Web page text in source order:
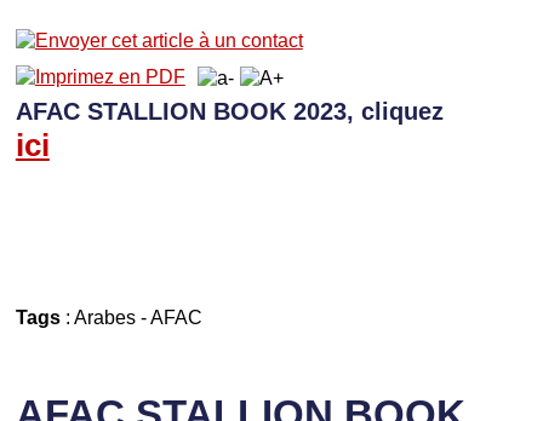
AFAC STALLION BOOK 2023, cliquez
ici
Tags: Arabes- AFAC